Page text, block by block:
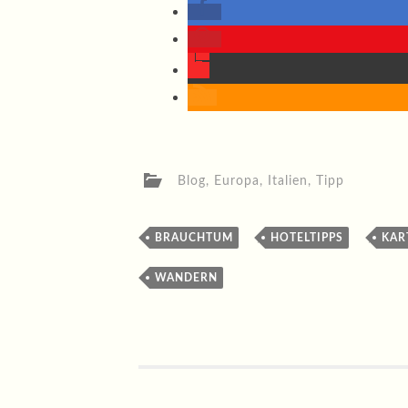
Blog, Europa , Italien , Tipp
BRAUCHTUM , HOTELTIPPS ,
WANDERN